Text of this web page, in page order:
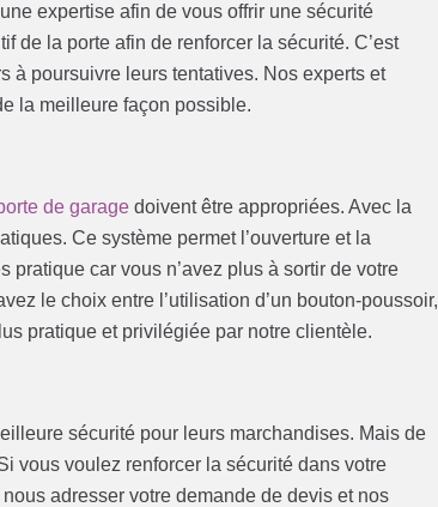
expertise afin de vous offrir une sécurité
de la porte afin de renforcer la sécurité. C’est
à poursuivre leurs tentatives. Nos experts et
la meilleure façon possible.
de garage doivent être appropriées. Avec la
Ce système permet l’ouverture et la
pratique car vous n’avez plus à sortir de votre
le choix entre l’utilisation d’un bouton-poussoir,
pratique et privilégiée par notre clientèle.
sécurité pour leurs marchandises. Mais de
vous voulez renforcer la sécurité dans votre
adresser votre demande de devis et nos